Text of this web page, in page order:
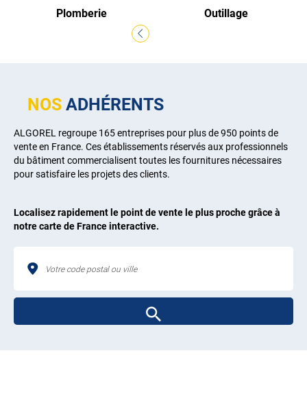
Plomberie Outillage
NOS ADHÉRENTS
ALGOREL regroupe 165 entreprises pour plus de 950 points de
vente en France. Ces établissements réservés aux professionnels
du bâtiment commercialisent toutes les fournitures nécessaires
pour satisfaire les projets des clients.
Localisez rapidement le point de vente le plus proche grâce à
notre carte de France interactive.